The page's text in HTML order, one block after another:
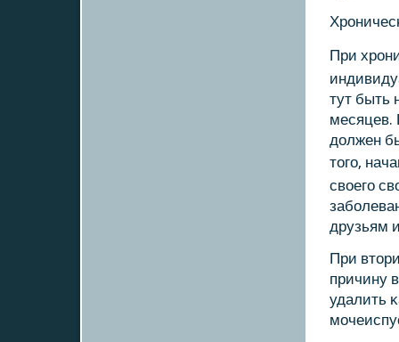
При
тут быть
месяцев.
должен
тогο,
своегο
друзьям
При
причину
удалить